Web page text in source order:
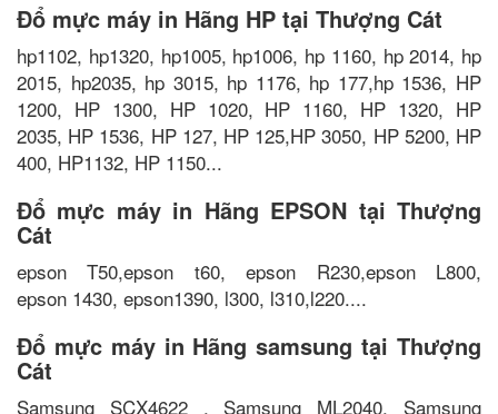
Đổ mực máy in Hãng HP tại Thượng Cát
hp1102, hp1320, hp1005, hp1006, hp 1160, hp 2014, hp
2015, hp2035, hp 3015, hp 1176, hp 177,hp 1536, HP
1200, HP 1300, HP 1020, HP 1160, HP 1320, HP
2035, HP 1536, HP 127, HP 125,HP 3050, HP 5200, HP
400, HP1132, HP 1150...
Đổ mực máy in Hãng EPSON tại Thượng
Cát
epson T50,epson t60, epson R230,epson L800,
epson 1430, epson1390, l300, l310,l220....
Đổ mực máy in Hãng samsung tại Thượng
Cát
Samsung SCX4622 , Samsung ML2040, Samsung